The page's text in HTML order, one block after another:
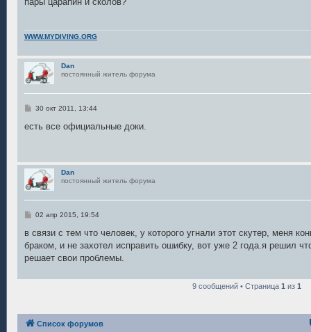
WWW.MYDIVING.ORG
Dan
постоянный житель форума
С
о
и
е
30 окт 2011, 13:44
есть все официальные доки.
Dan
постоянный житель форума
С
о
щ
е
е
02 апр 2015, 19:54
в связи с тем что человек, у которого угнали этот скутер, меня
браком, и не захотел исправить ошибку, вот уже 2 года.я решил
решает свои проблемы.
9 сообщений • Страница 1из 1
Список форумов